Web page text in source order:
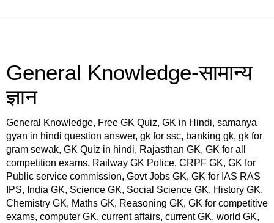
General Knowledge-सामान्य
ज्ञान
General Knowledge, Free GK Quiz, GK in Hindi, samanya
gyan in hindi question answer, gk for ssc, banking gk, gk for
gram sewak, GK Quiz in hindi, Rajasthan GK, GK for all
competition exams, Railway GK Police, CRPF GK, GK for
Public service commission, Govt Jobs GK, GK for IAS RAS
IPS, India GK, Science GK, Social Science GK, History GK,
Chemistry GK, Maths GK, Reasoning GK, GK for competitive
exams, computer GK, current affairs, current GK, world GK,